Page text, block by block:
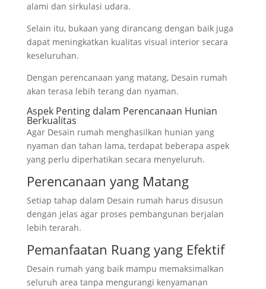
alami dan sirkulasi udara.
Selain itu, bukaan yang dirancang dengan baik juga
dapat meningkatkan kualitas visual interior secara
keseluruhan.
Dengan perencanaan yang matang, Desain rumah
akan terasa lebih terang dan nyaman.
Aspek Penting dalam Perencanaan Hunian
Berkualitas
Agar Desain rumah menghasilkan hunian yang
nyaman dan tahan lama, terdapat beberapa aspek
yang perlu diperhatikan secara menyeluruh.
Perencanaan yang Matang
Setiap tahap dalam Desain rumah harus disusun
dengan jelas agar proses pembangunan berjalan
lebih terarah.
Pemanfaatan Ruang yang Efektif
Desain rumah yang baik mampu memaksimalkan
seluruh area tanpa mengurangi kenyamanan